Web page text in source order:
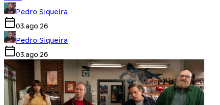
Pedro Siqueira
03.ago.26
Pedro Siqueira
03.ago.26